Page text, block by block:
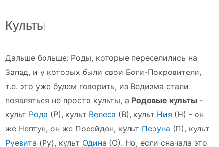
Культы
Дальше больше: Роды, которые переселились на
Запад, и у которых были свои Боги-Покровители,
т.е. это уже будем говорить, из Ведизма стали
появляться не просто культы, а Родовые культы -
культ Рода (Р), культ Велеса (В), культ Ния (Н) - он
же Нептун, он же Посейдон, культ Перуна (П), культ
Руевита (Ру), культ Одина (О). Но, если сначала это